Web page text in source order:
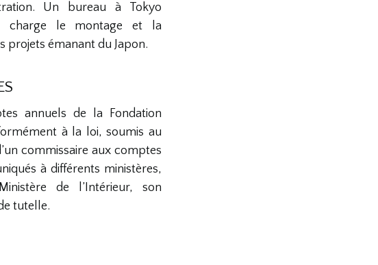
Un bureau à Tokyo
charge le montage et la
projets émanant du Japon.
annuels de la Fondation
à la loi, soumis au
commissaire aux comptes
à différents ministères,
de l’Intérieur, son
tutelle.